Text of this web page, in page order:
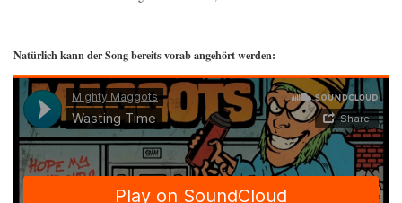
Natürlich kann der Song bereits vorab angehört werden: